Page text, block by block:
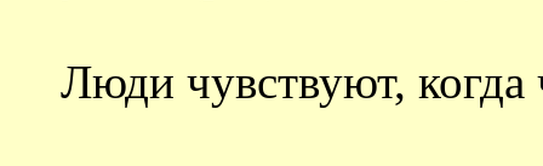
Люди чувствуют, когда